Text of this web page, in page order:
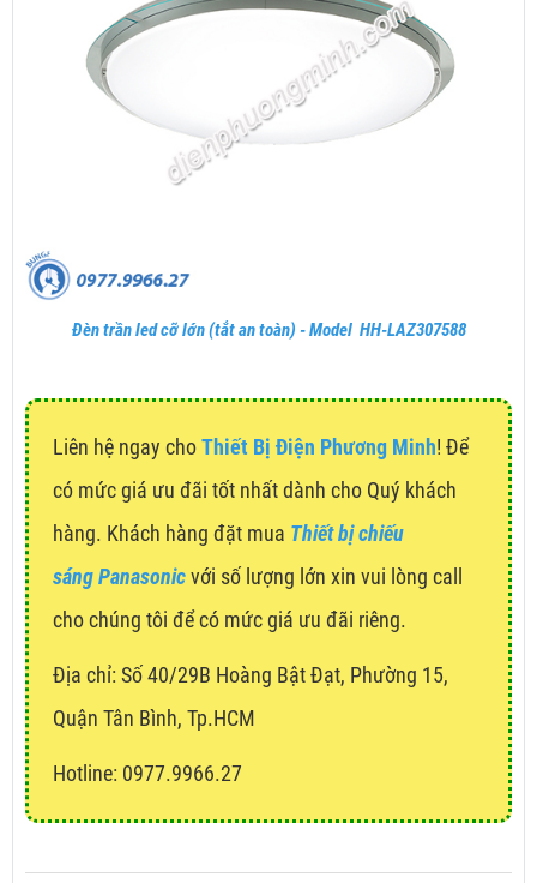
Đèn trần led cỡ lớn (tắt an toàn) - Model HH-LAZ307588
Liên hệ ngay choThiết Bị Điện Phương Minh! Để
có mức giá ưu đãi tốt nhất dành cho Quý khách
hàng. Khách hàng đặt mua Thiết bị chiếu
sáng Panasonicvới số lượng lớn xin vui lòng call
cho chúng tôi để có mức giá ưu đãi riêng.
Địa chỉ: Số 40/29B Hoàng Bật Đạt, Phường 15,
Quận Tân Bình, Tp.HCM
Hotline: 0977.9966.27